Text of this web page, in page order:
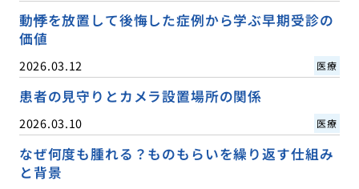
動悸を放置して後悔した症例から学ぶ早期受診の
価値
2026.03.12 医療
患者の見守りとカメラ設置場所の関係
2026.03.10 医療
なぜ何度も腫れる？ものもらいを繰り返す仕組み
と背景